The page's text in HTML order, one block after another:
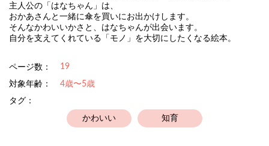
主人公の「はなちゃん」は、
おかあさんと一緒に傘を買いにお出かけします。
そんなかわいいかさと、はなちゃんが出会います。
自分を支えてくれている「モノ」を大切にしたくなる絵本。
ページ数： 19
対象年齢：
4歳〜5歳
タグ：
かわいい 知育